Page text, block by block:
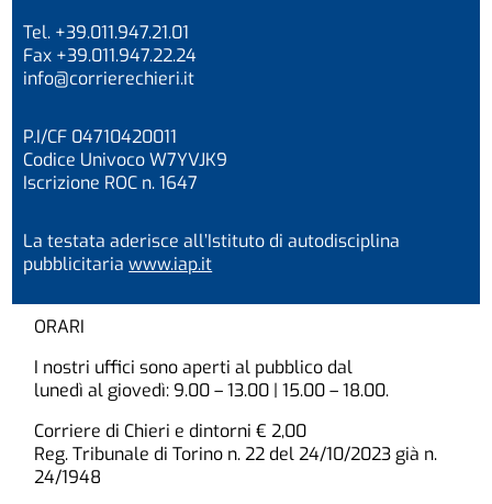
Tel. +39.011.947.21.01
Fax +39.011.947.22.24
info@corrierechieri.it
P.I/CF 04710420011
Codice Univoco W7YVJK9
Iscrizione ROC n. 1647
La testata aderisce all’Istituto di autodisciplina
pubblicitariawww.iap.it
ORARI
I nostri uffici sono aperti al pubblico dal
lunedì al giovedì: 9.00 – 13.00 | 15.00 – 18.00.
Corriere di Chieri e dintorni € 2,00
Reg. Tribunale di Torino n. 22 del 24/10/2023 già n.
24/1948